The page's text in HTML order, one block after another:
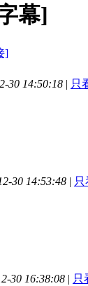
幕]
]
30 14:50:18 | 只
30 14:53:48 |
30 16:38:08 | 只